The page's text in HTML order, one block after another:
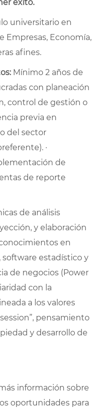
éxito.
universitario en
Empresas, Economía,
afines.
Mínimo 2 años de
con planeación
control de gestión o
previa en
del sector
·
de
de reporte
de análisis
y elaboración
en
software estadístico y
de negocios (Power
con la
a los valores
pensamiento
y desarrollo de
información sobre
oportunidades para